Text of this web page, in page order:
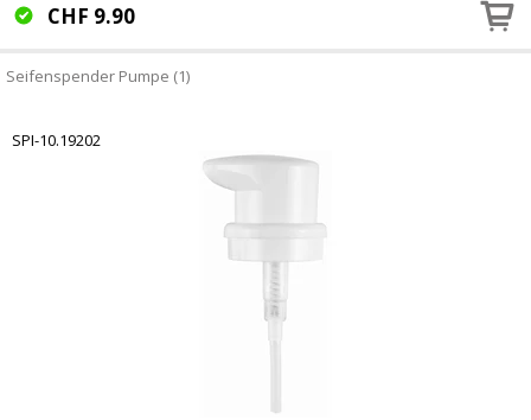
CHF 9.90
Seifenspender Pumpe (1)
SPI-10.19202